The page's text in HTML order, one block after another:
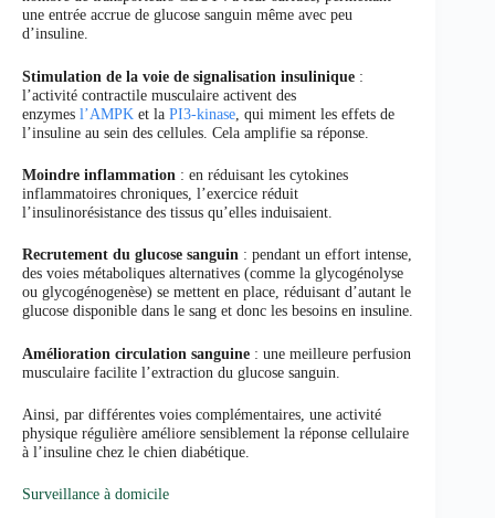
une entrée accrue de glucose sanguin même avec peu
d’insuline.
Stimulation de la voie de signalisation insulinique :
l’activité contractile musculaire activent des
enzymes l’AMPK et la PI3-kinase , qui miment les effets de
l’insuline au sein des cellules. Cela amplifie sa réponse.
Moindre inflammation : en réduisant les cytokines
inflammatoires chroniques, l’exercice réduit
l’insulinorésistance des tissus qu’elles induisaient.
Recrutement du glucose sanguin : pendant un effort intense,
des voies métaboliques alternatives (comme la glycogénolyse
ou glycogénogenèse) se mettent en place, réduisant d’autant le
glucose disponible dans le sang et donc les besoins en insuline.
Amélioration circulation sanguine : une meilleure perfusion
musculaire facilite l’extraction du glucose sanguin.
Ainsi, par différentes voies complémentaires, une activité
physique régulière améliore sensiblement la réponse cellulaire
à l’insuline chez le chien diabétique.
Surveillance à domicile